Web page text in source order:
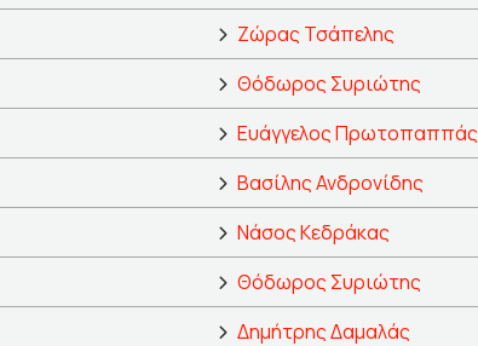
Ζώρας Τσάπελης
Θόδωρος Συριώτης
Ευάγγελος Πρωτοπαππάς
Βασίλης Ανδρονίδης
Νάσος Κεδράκας
Θόδωρος Συριώτης
Δημήτρης Δαμαλάς